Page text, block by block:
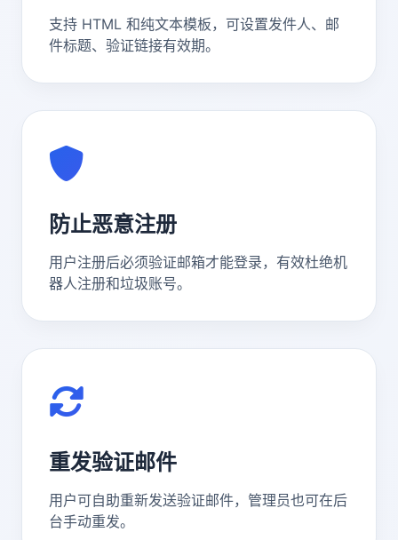
支持 HTML 和纯文本模板，可设置发件人、邮
件标题、验证链接有效期。
防止恶意注册
用户注册后必须验证邮箱才能登录，有效杜绝机
器人注册和垃圾账号。
重发验证邮件
用户可自助重新发送验证邮件，管理员也可在后
台手动重发。